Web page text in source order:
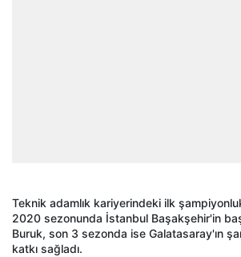
Teknik adamlık kariyerindeki ilk
2020 sezonunda İstanbul Başakşehir'in
Buruk, son 3 sezonda ise Galatasaray'ın
katkı sağladı.